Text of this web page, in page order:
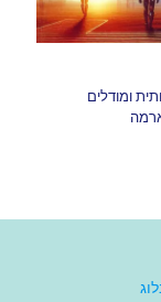
ומודלים